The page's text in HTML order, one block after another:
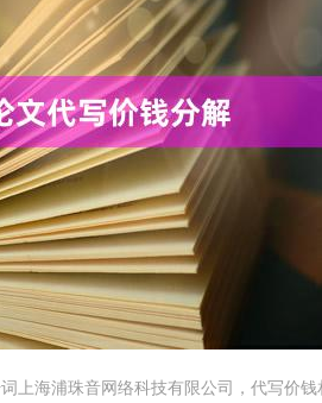
海浦珠音网络科技有限公司，代写价钱